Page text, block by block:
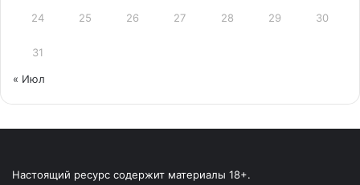
24 25 26 27 28 29 30
31
« Июл
Настоящий ресурс содержит материалы 18+.